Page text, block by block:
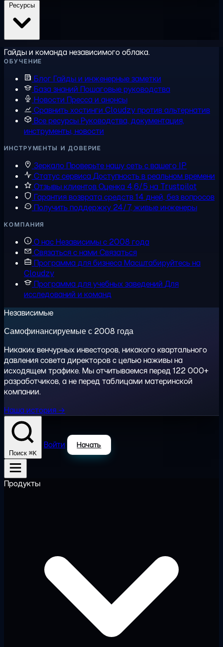
Гайды и команда независимого облака.
ОБУЧЕНИЕ
Блог Гайды и инженерные заметки
База знаний Пошаговые руководства
Новости Пресса и анонсы
Сравнить хостинги Cloudzy против альтернатив
Все ресурсыРуководства, документация,
инструменты, новости
ИНСТРУМЕНТЫ И ДОВЕРИЕ
Зеркало Проверьте нашу сеть с вашего IP
Статус сервисаДоступность в реальном времени
Отзывы клиентовОценка 4,6/5 на Trustpilot
Гарантия возврата средств14 дней, без вопросов
Получить поддержку 24/7, живые инженеры
КОМПАНИЯ
О насНезависимы с 2008 года
Связаться с нами Связаться
Программа для бизнесаМасштабируйтесь на
Cloudzy
Программа для учебных заведений Для
исследований и команд
Независимые
Самофинансируемые с 2008 года
Никаких венчурных инвесторов, никакого квартального
давления совета директоров с целью наживы на
исходящем трафике. Мы отчитываемся перед 122 000+
разработчиков, а не перед таблицами материнской
компании.
Наша история →
Поиск ⌘K
Войти Начать
Продукты